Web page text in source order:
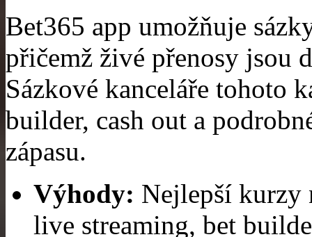
Bet365 app umožňuje
přičemž živé přenosy jsou
Sázkové kanceláře tohoto
builder, cash out a
zápasu.
Výhody: Nejlepší kurzy
live streaming, bet